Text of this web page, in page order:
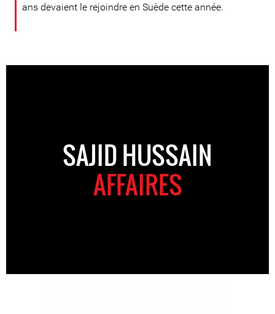
ans devaient le rejoindre en Suède cette année.
SAJID HUSSAIN
AFFAIRES